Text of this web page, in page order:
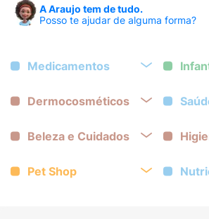
A Araujo tem de tudo.
Posso te ajudar de alguma forma?
Medicamentos
Dermocosméticos
Beleza e Cuidados
Pet Shop